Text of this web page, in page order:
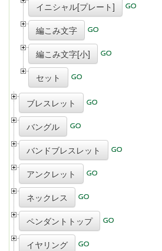
イニシャル[プレート]
編こみ文字
編こみ文字[小]
セット
ブレスレット
バングル
バンドブレスレット
アンクレット
ネックレス
ペンダントトップ
イヤリング